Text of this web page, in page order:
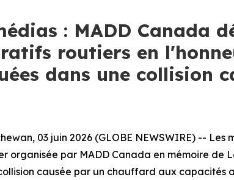
: MADD Canada
routiers en
dans une collision
03 juin 2026 (GLOBE NEWSWIRE) --
organisée par MADD Canada en mémoire
causée par un chauffard aux capacités